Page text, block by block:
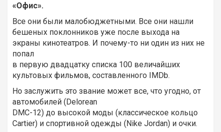
«Офис».
Все они были малобюджетными. Все они нашли
бешеных поклонников уже после выхода на
экраны кинотеатров. И почему-то ни один из них не
попал
в первую двадцатку списка 100 величайших
культовых фильмов, составленного IMDb.
Но заслужить это звание может все, что угодно, от
автомобилей (Delorean
DMC-12) до высокой моды (классическое кольцо
Cartier) и спортивной одежды (Nike Jordan) и очки.